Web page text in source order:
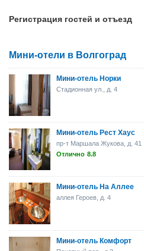
Регистрация гостей и отъезд
Мини-отели в Волгоград
Мини-отель Норки
Стадионная ул., д. 4
Мини-отель Рест Хаус
пр-т Маршала Жукова, д. 41
Отлично 8.8
Мини-отель На Аллее
аллея Героев, д. 4
Мини-отель Комфорт